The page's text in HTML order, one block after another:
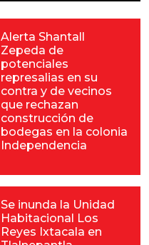
Alerta Shantall
Zepeda de
potenciales
represalias en su
contra y de vecinos
que rechazan
construcción de
bodegas en la colonia
Independencia
Se inunda la Unidad
Habitacional Los
Reyes Ixtacala en